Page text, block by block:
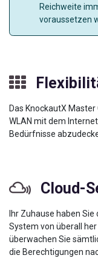
Reichweite
voraussetzen
Das KnockautX
WLAN mit dem
Bedürfnisse
Cloud-
Ihr Zuhause haben
System von überall
überwachen Sie
die Berechtigungen